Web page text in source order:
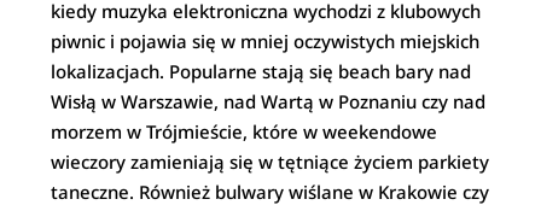
kiedy muzyka elektroniczna wychodzi z klubowych
piwnic i pojawia się w mniej oczywistych miejskich
lokalizacjach. Popularne stają się beach bary nad
Wisłą w Warszawie, nad Wartą w Poznaniu czy nad
morzem w Trójmieście, które w weekendowe
wieczory zamieniają się w tętniące życiem parkiety
taneczne. Również bulwary wiślane w Krakowie czy